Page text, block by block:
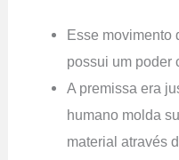
Esse movimento
possui um poder
A premissa era
humano molda
material através